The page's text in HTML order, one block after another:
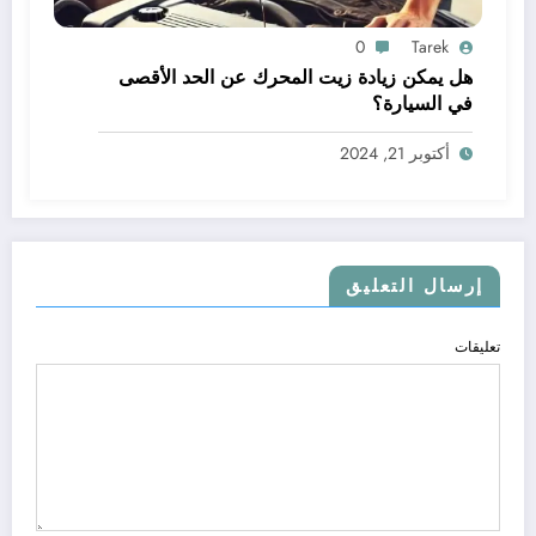
Tarek
0
هل يمكن زيادة زيت المحرك عن الحد الأقصى
في السيارة؟
أكتوبر 21, 2024
إرسال التعليق
تعليقات